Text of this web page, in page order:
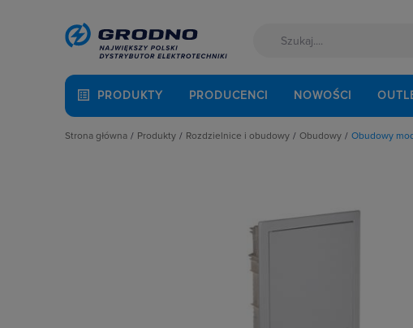
PRODUKTY PRODUCENCI NOWOŚCI
Strona główna
Produkty
Ochrona odgromowa
Rozdzielnice i obudowy
Wentylacja i ogrzewanie
Obudowy
Obudowy sterownicze
Obudowy z
Obudowy